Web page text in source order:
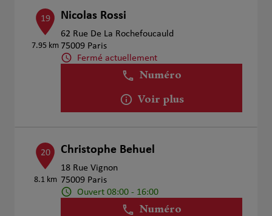
19
7.95 km
Nicolas Rossi
62 Rue De La Rochefoucauld
75009 Paris
Fermé actuellement
Numéro
Voir plus
20
8.1 km
Christophe Behuel
18 Rue Vignon
75009 Paris
Ouvert 08:00 - 16:00
Numéro